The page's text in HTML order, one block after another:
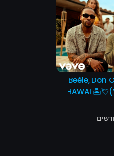
Beéle, Don
HAWAI